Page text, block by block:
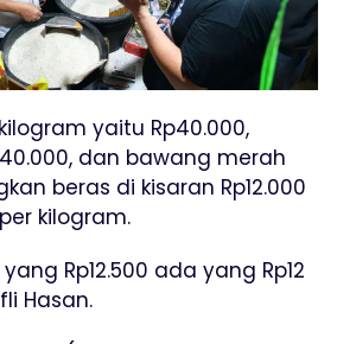
yaitu Rp40.000,
dan bawang merah
beras di kisaran Rp12.000
kilogram.
Rp12.500 ada yang Rp12
Hasan.